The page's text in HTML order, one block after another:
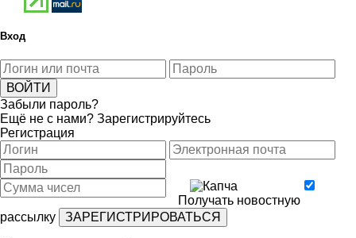
Вход
Забыли пароль?
Ещё не с нами? Зарегистрируйтесь
Регистрация
Получать новостную
рассылку